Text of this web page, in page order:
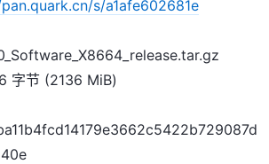
s/a1afe602681e
字节 (2136 MiB)